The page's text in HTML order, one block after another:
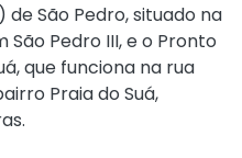
São Pedro, situado na
São Pedro III, e o Pronto
que funciona na rua
Praia do Suá,